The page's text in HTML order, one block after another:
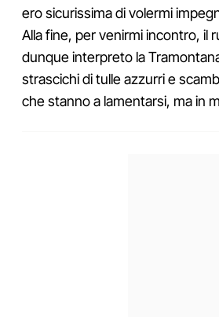
ero sicurissima di volermi
Alla fine, per venirmi incontro, il
dunque interpreto la
strascichi di tulle azzurri e
che stanno a lamentarsi, ma in